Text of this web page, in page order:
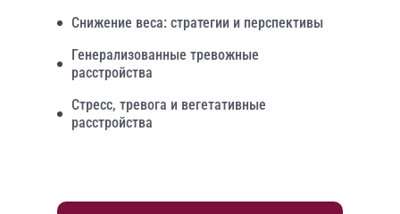
Снижение веса: стратегии и перспективы
Генерализованные тревожные
расстройства
Стресс, тревога и вегетативные
расстройства